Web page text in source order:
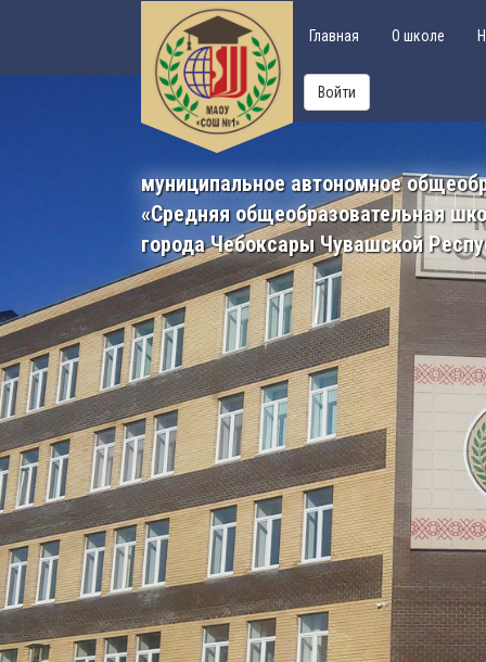
Главная О школе
Войти
муниципальное автономное
«Средняя общеобразовательная
города Чебоксары Чувашской